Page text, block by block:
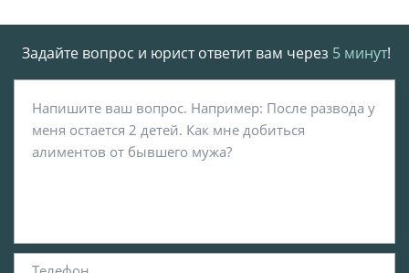
Задайте вопрос и юрист ответит вам через 5 минут!